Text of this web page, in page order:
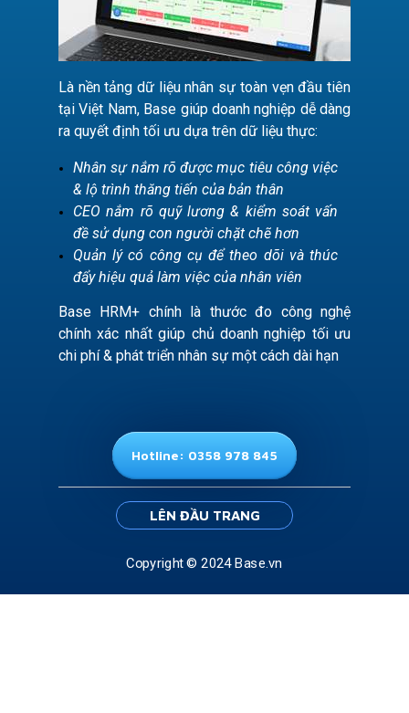
Là nền tảng dữ liệu nhân sự toàn vẹn đầu tiên
tại Việt Nam, Base giúp doanh nghiệp dễ dàng
ra quyết định tối ưu dựa trên dữ liệu thực:
Nhân sự nắm rõ được mục tiêu công việc
& lộ trình thăng tiến của bản thân
CEO nắm rõ quỹ lương & kiểm soát vấn
đề sử dụng con người chặt chẽ hơn
Quản lý có công cụ để theo dõi và thúc
đẩy hiệu quả làm việc của nhân viên
Base HRM+ chính là thước đo công nghệ
chính xác nhất giúp chủ doanh nghiệp tối ưu
chi phí & phát triển nhân sự một cách dài hạn
Copyright © 2024 Base.vn
Hotline: 0358 978 845
LÊN ĐẦU TRANG